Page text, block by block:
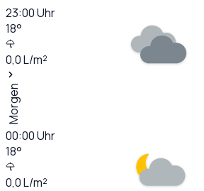
23:00Uhr
18°
0,0L/m²
Morgen
00:00Uhr
18°
0,0L/m²